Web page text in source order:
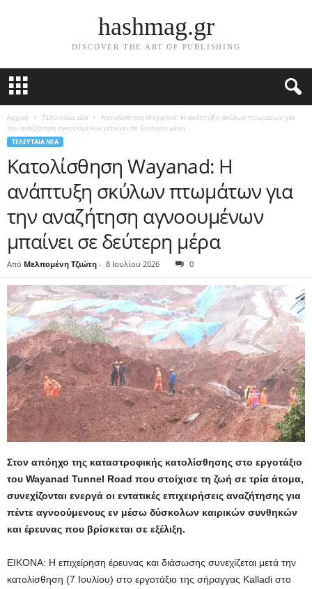
hashmag.gr
DISCOVER THE ART OF PUBLISHING
Αρχική Τελευταία νέα
Κατολίσθηση Wayanad: Η ανάπτυξη σκύλων πτωμάτων για
την αναζήτηση αγνοουμένων μπαίνει σε δεύτερη μέρα
ΤΕΛΕΥΤΑΊΑ ΝΈΑ
Κατολίσθηση Wayanad: Η
ανάπτυξη σκύλων πτωμάτων για
την αναζήτηση αγνοουμένων
μπαίνει σε δεύτερη μέρα
Από Μελπομένη Τζιώτη - 8 Ιουλίου 2026 0
Στον απόηχο της καταστροφικής κατολίσθησης στο εργοτάξιο
του Wayanad Tunnel Road που στοίχισε τη ζωή σε τρία άτομα,
συνεχίζονται ενεργά οι εντατικές επιχειρήσεις αναζήτησης για
πέντε αγνοούμενους εν μέσω δύσκολων καιρικών συνθηκών
και έρευνας που βρίσκεται σε εξέλιξη.
ΕΙΚΟΝΑ: Η επιχείρηση έρευνας και διάσωσης συνεχίζεται μετά την
κατολίσθηση (7 Ιουλίου) στο εργοτάξιο της σήραγγας Kalladi στο